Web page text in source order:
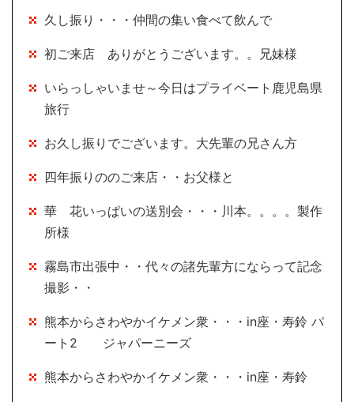
久し振り・・・仲間の集い食べて飲んで
初ご来店 ありがとうございます。。兄妹様
いらっしゃいませ～今日はプライベート鹿児島県
旅行
お久し振りでございます。大先輩の兄さん方
四年振りののご来店・・お父様と
華 花いっぱいの送別会・・・川本。。。。製作
所様
霧島市出張中・・代々の諸先輩方にならって記念
撮影・・
熊本からさわやかイケメン衆・・・in座・寿鈴 パ
ート2 ジャパーニーズ
熊本からさわやかイケメン衆・・・in座・寿鈴